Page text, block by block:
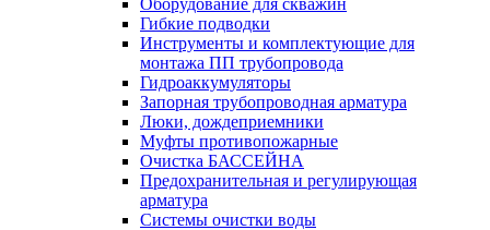
Оборудование для скважин
Гибкие подводки
Инструменты и комплектующие для
монтажа ПП трубопровода
Гидроаккумуляторы
Запорная трубопроводная арматура
Люки, дождеприемники
Муфты противопожарные
Очистка БАССЕЙНА
Предохранительная и регулирующая
арматура
Системы очистки воды